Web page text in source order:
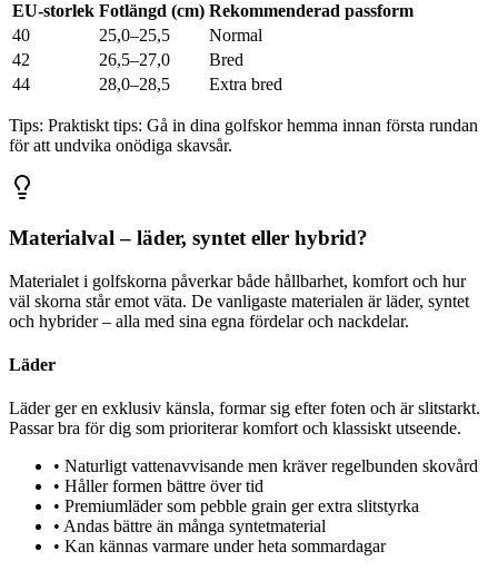
EU-storlek Fotlängd (cm) Rekommenderad passform
40
25,0–25,5
Normal
42
26,5–27,0
Bred
44
28,0–28,5 Extra bred
Tips: Praktiskt tips: Gå in dina golfskor hemma innan första rundan
för att undvika onödiga skavsår.
Materialval – läder, syntet eller hybrid?
Materialet i golfskorna påverkar både hållbarhet, komfort och hur
väl skorna står emot väta. De vanligaste materialen är läder, syntet
och hybrider – alla med sina egna fördelar och nackdelar.
Läder
Läder ger en exklusiv känsla, formar sig efter foten och är slitstarkt.
Passar bra för dig som prioriterar komfort och klassiskt utseende.
• Naturligt vattenavvisande men kräver regelbunden skovård
• Håller formen bättre över tid
• Premiumläder som pebble grain ger extra slitstyrka
• Andas bättre än många syntetmaterial
• Kan kännas varmare under heta sommardagar